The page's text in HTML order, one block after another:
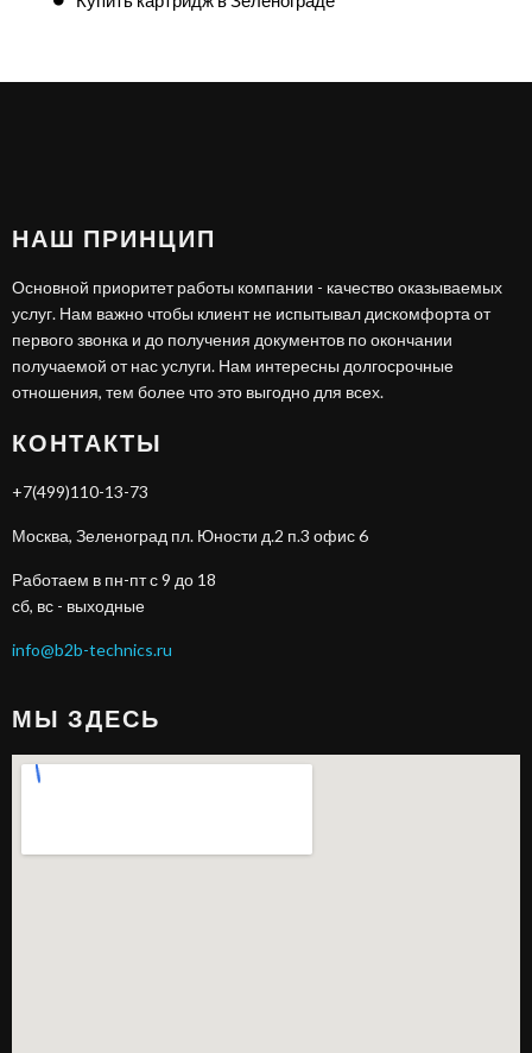
НАШ ПРИНЦИП
Основной приоритет работы компании - качество оказываемых
услуг. Нам важно чтобы клиент не испытывал дискомфорта от
первого звонка и до получения документов по окончании
получаемой от нас услуги. Нам интересны долгосрочные
отношения, тем более что это выгодно для всех.
КОНТАКТЫ
+7(499)110-13-73
Москва, Зеленоград пл. Юности д.2 п.3 офис 6
Работаем в пн-пт с 9 до 18
сб, вс - выходные
info@b2b-technics.ru
МЫ ЗДЕСЬ